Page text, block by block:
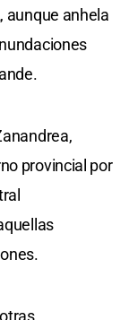
aunque anhela
provincial por